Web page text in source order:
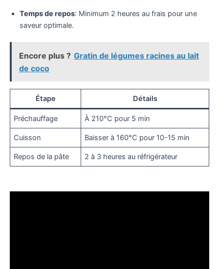
Temps de repos: Minimum 2 heures au frais pour une
saveur optimale.
Encore plus ? Gratin de légumes racines au lait
de coco
Étape Détails
Préchauffage À 210°C pour 5 min
Cuisson Baisser à 160°C pour 10-15 min
Repos de la pâte 2 à 3 heures au réfrigérateur